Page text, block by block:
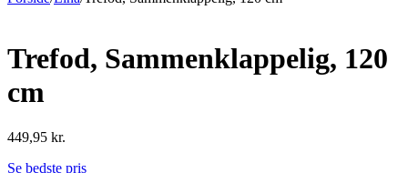
Trefod, Sammenklappelig, 120
cm
449,95 kr.
Se bedste pris